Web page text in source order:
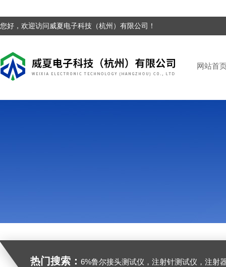
您好，欢迎访问威夏电子科技（杭州）有限公司！
网站首
热门搜索： 6%鲁尔接头测试仪，注射针测试仪，注射器测试仪，缝合针测试仪，缝合线测试仪，导管测